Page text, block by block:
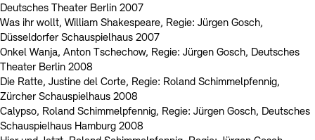
Deutsches Theater Berlin 2007
Was ihr wollt, William Shakespeare, Regie: Jürgen Gosch,
Düsseldorfer Schauspielhaus 2007
Onkel Wanja, Anton Tschechow, Regie: Jürgen Gosch, Deutsches
Theater Berlin 2008
Die Ratte, Justine del Corte, Regie: Roland Schimmelpfennig,
Zürcher Schauspielhaus 2008
Calypso, Roland Schimmelpfennig, Regie: Jürgen Gosch, Deutsches
Schauspielhaus Hamburg 2008